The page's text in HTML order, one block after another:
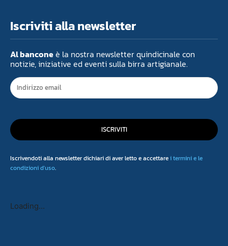
Iscriviti alla newsletter
Al banconeè la nostra newsletter quindicinale con
notizie, iniziative ed eventi sulla birra artigianale.
ISCRIVITI
Iscrivendoti alla newsletter dichiari di aver letto e accettarei termini e le
condizioni d'uso.
Loading...